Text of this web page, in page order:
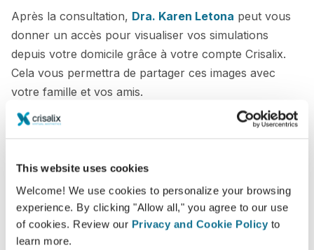
This website uses cookies
Welcome! We use cookies to personalize your browsing
experience. By clicking "Allow all," you agree to our use
of cookies. Review our Privacy and Cookie Policy to
learn more.
Après la consultation, Dra. Karen Letona peut vous
donner un accès pour visualiser vos simulations
depuis votre domicile grâce à votre compte Crisalix.
Cela vous permettra de partager ces images avec
votre famille et vos amis.
Découvrez votre nouvelle apparence dès
Facilité et fiabilité